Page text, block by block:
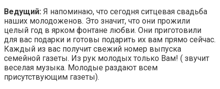
Ведущий: Я напоминаю, что сегодня ситцевая свадьба
наших молодоженов. Это значит, что они прожили
целый год в ярком фонтане любви. Они приготовили
для вас подарки и готовы подарить их вам прямо сейчас.
Каждый из вас получит свежий номер выпуска
семейной газеты. Из рук молодых только Вам! ( звучит
веселая музыка. Молодые раздают всем
присутствующим газеты).